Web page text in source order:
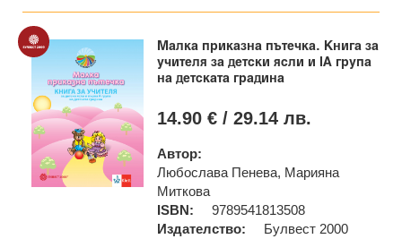
Малка приказна пътечка. Книга за
учителя за детски ясли и IА група
на детската градина
14.90 € / 29.14 лв.
Автор:
Любослава Пенева, Марияна
Миткова
ISBN:
9789541813508
Издателство:
Булвест 2000